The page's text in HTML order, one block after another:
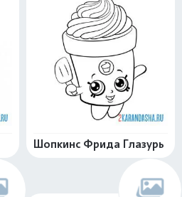
Шопкинс Фрида Глазурь